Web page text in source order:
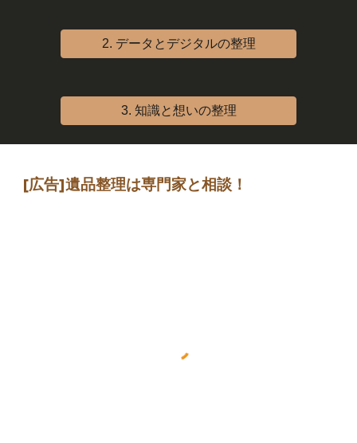
2. データとデジタルの整理
3. 知識と想いの整理
[広告]遺品整理は専門家と相談 ！